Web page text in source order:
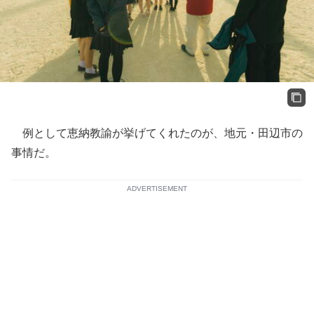
例として恵納教諭が挙げてくれたのが、地元・田辺市の
事情だ。
ADVERTISEMENT